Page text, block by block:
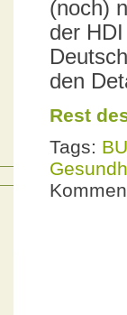
(noch)
der
den
Rest
Tags: BU